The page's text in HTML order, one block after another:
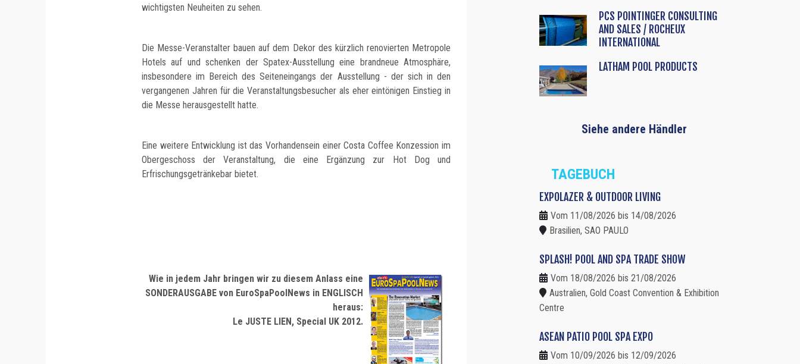
wichtigsten Neuheiten zu sehen.
Die Messe-Veranstalter bauen auf dem Dekor des kürzlich renovierten Metropole
Hotels auf und schenken der Spatex-Ausstellung eine brandneue Atmosphäre,
insbesondere im Bereich des Seiteneingangs der Ausstellung - der sich in den
vergangenen Jahren für die Veranstaltungsbesucher als eher eintönigen Einstieg in
die Messe herausgestellt hatte.
Eine weitere Entwicklung ist das Vorhandensein einer Costa Coffee Konzession im
Obergeschoss der Veranstaltung, die eine Ergänzung zur Hot Dog und
Erfrischungsgetränkebar bietet.
Wie in jedem Jahr bringen wir zu diesem Anlass eine
SONDERAUSGABE von EuroSpaPoolNews in ENGLISCH
heraus:
Le JUSTE LIEN, Special UK 2012.
PCS POINTINGER CONSULTING
AND SALES / ROCHEUX
INTERNATIONAL
LATHAM POOL PRODUCTS
Siehe andere Händler
TAGEBUCH
EXPOLAZER & OUTDOOR LIVING
Vom 11/08/2026 bis 14/08/2026
Brasilien, SAO PAULO
SPLASH! POOL AND SPA TRADE SHOW
Vom 18/08/2026 bis 21/08/2026
Australien, Gold Coast Convention & Exhibition
Centre
ASEAN PATIO POOL SPA EXPO
Vom 10/09/2026 bis 12/09/2026